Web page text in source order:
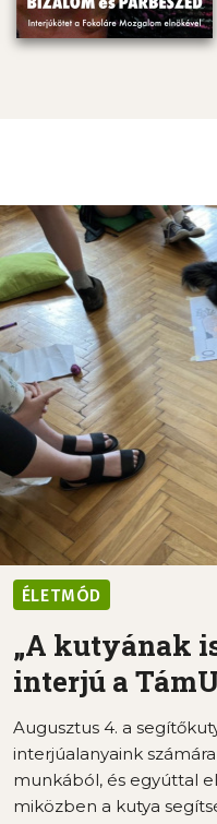
ÉLETMÓD
„A kutyának
interjú a
Augusztus 4. a
interjúalanyaink
munkából, és egyúttal
miközben a kutya